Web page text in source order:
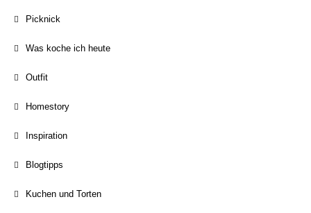
Picknick
Was koche ich heute
Outfit
Homestory
Inspiration
Blogtipps
Kuchen und Torten